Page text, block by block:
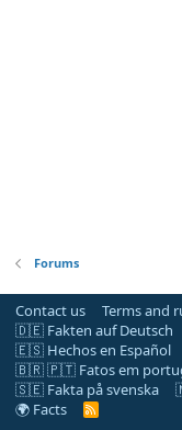
Forums
Contact us Terms and
🇩🇪 Fakten auf Deutsch
🇪🇸 Hechos en Español
🇧🇷 🇵🇹 Fatos em
🇸🇪 Fakta på svenska
🌍 Facts
R